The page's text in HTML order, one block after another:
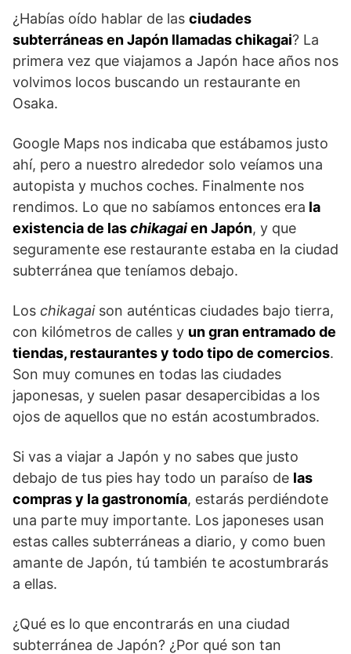
¿Habías oído hablar de las ciudades
subterráneas en Japón llamadas chikagai? La
primera vez que viajamos a Japón hace años nos
volvimos locos buscando un restaurante en
Osaka.
Google Maps nos indicaba que estábamos justo
ahí, pero a nuestro alrededor solo veíamos una
autopista y muchos coches. Finalmente nos
rendimos. Lo que no sabíamos entonces era la
existencia de laschikagaien Japón, y que
seguramente ese restaurante estaba en la ciudad
subterránea que teníamos debajo.
Los chikagaison auténticas ciudades bajo tierra,
con kilómetros de calles y un gran entramado de
tiendas, restaurantes y todo tipo de comercios.
Son muy comunes en todas las ciudades
japonesas, y suelen pasar desapercibidas a los
ojos de aquellos que no están acostumbrados.
Si vas a viajar a Japón y no sabes que justo
debajo de tus pies hay todo un paraíso de las
compras y la gastronomía, estarás perdiéndote
una parte muy importante. Los japoneses usan
estas calles subterráneas a diario, y como buen
amante de Japón, tú también te acostumbrarás
a ellas.
¿Qué es lo que encontrarás en una ciudad
subterránea de Japón? ¿Por qué son tan